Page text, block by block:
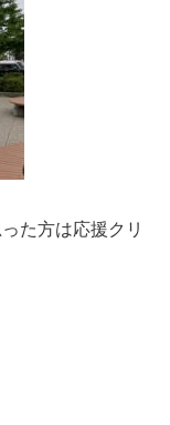
た方は応援クリ